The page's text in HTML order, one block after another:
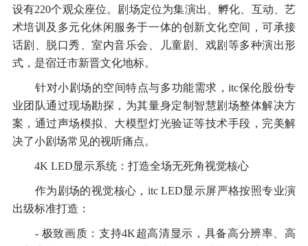
设有220个观众座位。剧场定位为集演出、孵化、互动、艺
术培训及多元化休闲服务于一体的创新文化空间，可承接
话剧、脱口秀、室内音乐会、儿童剧、戏剧等多种演出形
式，是宿迁市新晋文化地标。
针对小剧场的空间特点与多功能需求，itc保伦股份专
业团队通过现场勘探，为其量身定制智慧剧场整体解决方
案，通过声场模拟、大模型灯光验证等技术手段，完美解
决了小剧场常见的视听痛点。
4K LED显示系统：打造全场无死角视觉核心
作为剧场的视觉核心，itc LED显示屏严格按照专业演
出级标准打造：
- 极致画质：支持4K超高清显示，具备高分辨率、高